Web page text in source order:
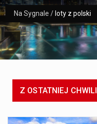
Na Sygnale / loty z polski
Z OSTATNIEJ CHWILI